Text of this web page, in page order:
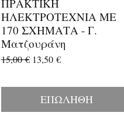
ΠΡΑΚΤΙΚΗ
ΗΛΕΚΤΡΟΤΕΧΝΙΑ ΜΕ
170 ΣΧΗΜΑΤΑ - Γ.
Ματζουράνη
Κανονική τιμή
15,00 € Τιμή Έκπτωσης
13,50 €
ΕΠΩΛΗΘΗ